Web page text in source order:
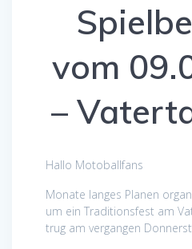
vom
–
Hallo Motoballfans
Monate langes Planen
um ein Traditionsfest am
trug am vergangen